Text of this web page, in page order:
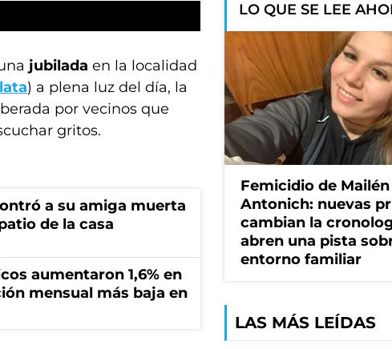
jubilada en la localidad
) a plena luz del día, la
por vecinos que
gritos.
a su amiga muerta
de la casa
aumentaron 1,6% en
mensual más baja en
LO QUE SE LEE
Femicidio de Mailén
Antonich: nuevas
cambian la
abren una pista
entorno familiar
LAS MÁS LEÍDAS